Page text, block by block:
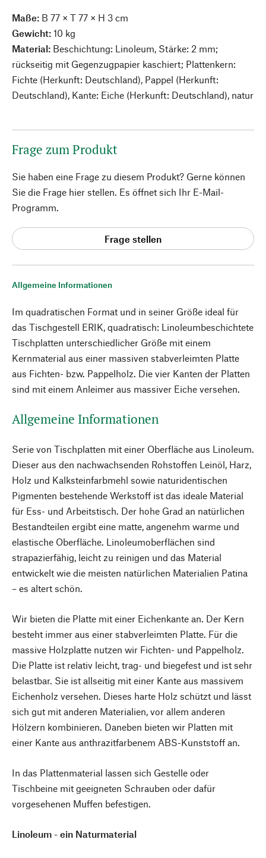
Allgemeine Informationen
Im quadratischen Format und in seiner Größe ideal für
das Tischgestell ERIK, quadratisch: Linoleumbeschichtete
Tischplatten unterschiedlicher Größe mit einem
Kernmaterial aus einer massiven stabverleimten Platte
aus Fichten- bzw. Pappelholz. Die vier Kanten der Platten
sind mit einem Anleimer aus massiver Eiche versehen.
Allgemeine Informationen
Serie von Tischplatten mit einer Oberfläche aus Linoleum.
Dieser aus den nachwachsenden Rohstoffen Leinöl, Harz,
Holz und Kalksteinfarbmehl sowie naturidentischen
Pigmenten bestehende Werkstoff ist das ideale Material
für Ess- und Arbeitstisch. Der hohe Grad an natürlichen
Bestandteilen ergibt eine matte, angenehm warme und
elastische Oberfläche. Linoleumoberflächen sind
strapazierfähig, leicht zu reinigen und das Material
entwickelt wie die meisten natürlichen Materialien Patina
– es altert schön.
Wir bieten die Platte mit einer Eichenkante an. Der Kern
besteht immer aus einer stabverleimten Platte. Für die
massive Holzplatte nutzen wir Fichten- und Pappelholz.
Die Platte ist relativ leicht, trag- und biegefest und ist sehr
belastbar. Sie ist allseitig mit einer Kante aus massivem
Eichenholz versehen. Dieses harte Holz schützt und lässt
sich gut mit anderen Materialien, vor allem anderen
Hölzern kombinieren. Daneben bieten wir Platten mit
einer Kante aus anthrazitfarbenem ABS-Kunststoff an.
In das Plattenmaterial lassen sich Gestelle oder
Tischbeine mit geeigneten Schrauben oder dafür
vorgesehenen Muffen befestigen.
Linoleum - ein Naturmaterial
Maße: B 77 × T 77 × H 3 cm
Gewicht: 10 kg
Material: Beschichtung: Linoleum, Stärke: 2 mm;
rückseitig mit Gegenzugpapier kaschiert; Plattenkern:
Fichte (Herkunft: Deutschland), Pappel (Herkunft:
Deutschland), Kante: Eiche (Herkunft: Deutschland), natur
Frage zum Produkt
Sie haben eine Frage zu diesem Produkt? Gerne können
Sie die Frage hier stellen. Es öffnet sich Ihr E-Mail-
Programm.
Frage stellen